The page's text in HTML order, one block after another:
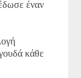
έναν
κάθε